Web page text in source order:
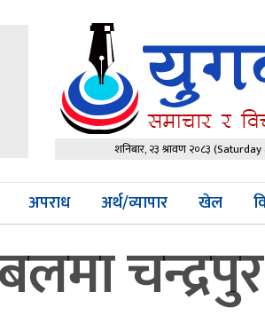
शनिबार, २३ श्रावण २०८३
अपराध अर्थ/व्यापार खेल